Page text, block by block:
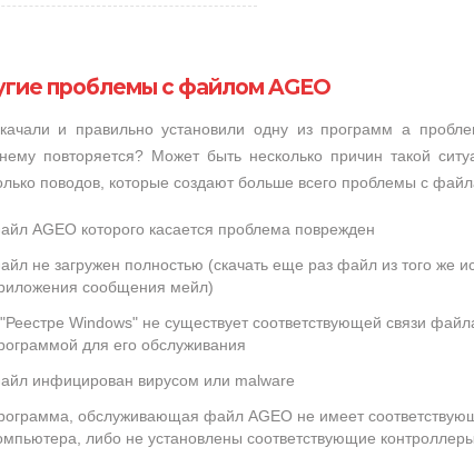
проблемы с файлом AGEO
и правильно установили одну из программ а
повторяется? Может быть несколько причин такой
поводов, которые создают больше всего проблемы с
AGEO которого касается проблема поврежден
не загружен полностью (скачать еще раз файл из того же
сообщения мейл)
Windows" не существует соответствующей связи
для его обслуживания
инфицирован вирусом или malware
обслуживающая файл AGEO не имеет
либо не установлены соответствующие